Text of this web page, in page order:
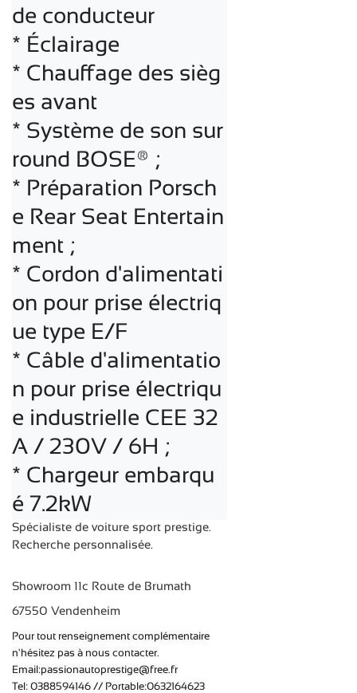
de conducteur
* Éclairage
* Chauffage des sièg
es avant
* Système de son sur
round BOSE® ;
* Préparation Porsch
e Rear Seat Entertain
ment ;
* Cordon d'alimentati
on pour prise électriq
ue type E/F
* Câble d'alimentatio
n pour prise électriqu
e industrielle CEE 32
A / 230V / 6H ;
* Chargeur embarqu
é 7.2kW
Spécialiste de voiture sport prestige.
Recherche personnalisée.
Showroom 11c Route de Brumath
67550 Vendenheim
Pour tout renseignement complémentaire
n'hésitez pas à nous contacter.
Email:passionautoprestige@free.fr
Tel: 0388594146 // Portable:0632164623